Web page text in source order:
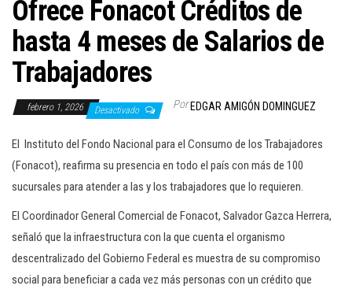
Ofrece Fonacot Créditos de
hasta 4 meses de Salarios de
Trabajadores
febrero 1, 2026 Desactivado Por EDGAR AMIGÓN DOMINGUEZ
El Instituto del Fondo Nacional para el Consumo de los Trabajadores
(Fonacot), reafirma su presencia en todo el país con más de 100
sucursales para atender a las y los trabajadores que lo requieren.
El Coordinador General Comercial de Fonacot, Salvador Gazca Herrera,
señaló que la infraestructura con la que cuenta el organismo
descentralizado del Gobierno Federal es muestra de su compromiso
social para beneficiar a cada vez más personas con un crédito que